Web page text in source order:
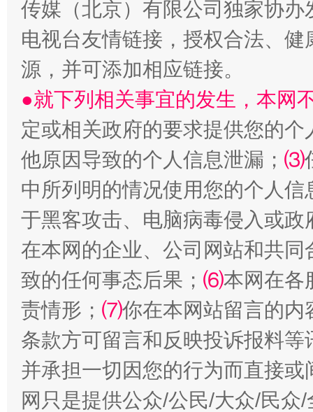
站台名比不上好声名
漫山遍野的桃花与雪山、麦地、白藏房 除
传媒（北京）有限公司独家协
电视台友情链接，授权合法、
源，并可添加相应链接。
●就下列相关事宜的发生，本网
定或相关政府的要求提供您的个
他原因导致的个人信息泄漏； ⑶
中所列明的情况使用您的个人
于黑客攻击、电脑病毒侵入或
在本网的企业、公司网站和共
致的任何事态后果； ⑹本网在各
责情形； ⑺你在本网站留言的内
条款方可留言和反映投诉报料
并承担一切因您的行为而直接
网只是提供公众/公民/大众/民